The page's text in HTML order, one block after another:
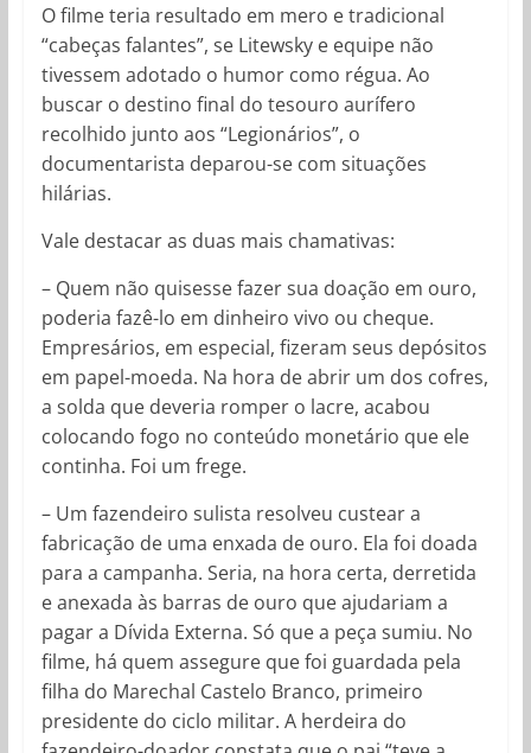
O filme teria resultado em mero e tradicional
“cabeças falantes”, se Litewsky e equipe não
tivessem adotado o humor como régua. Ao
buscar o destino final do tesouro aurífero
recolhido junto aos “Legionários”, o
documentarista deparou-se com situações
hilárias.
Vale destacar as duas mais chamativas:
– Quem não quisesse fazer sua doação em ouro,
poderia fazê-lo em dinheiro vivo ou cheque.
Empresários, em especial, fizeram seus depósitos
em papel-moeda. Na hora de abrir um dos cofres,
a solda que deveria romper o lacre, acabou
colocando fogo no conteúdo monetário que ele
continha. Foi um frege.
– Um fazendeiro sulista resolveu custear a
fabricação de uma enxada de ouro. Ela foi doada
para a campanha. Seria, na hora certa, derretida
e anexada às barras de ouro que ajudariam a
pagar a Dívida Externa. Só que a peça sumiu. No
filme, há quem assegure que foi guardada pela
filha do Marechal Castelo Branco, primeiro
presidente do ciclo militar. A herdeira do